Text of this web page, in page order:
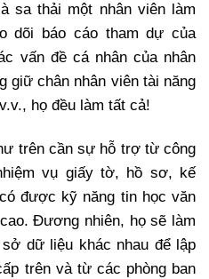
sa thải một nhân viên làm
dõi báo cáo tham dự của
vấn đề cá nhân của nhân
giữ chân nhân viên tài năng
họ đều làm tất cả!
trên cần sự hỗ trợ từ công
vụ giấy tờ, hồ sơ, kế
được kỹ năng tin học văn
Đương nhiên, họ sẽ làm
dữ liệu khác nhau để lập
trên và từ các phòng ban